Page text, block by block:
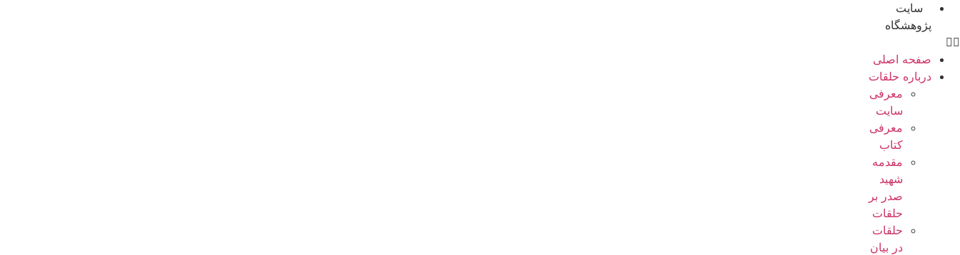
سایت
پژوهشگاه
صفحه اصلی
درباره حلقات
معرفی
سایت
معرفی
کتاب
مقدمه
شهید
صدر بر
حلقات
حلقات
در بیان